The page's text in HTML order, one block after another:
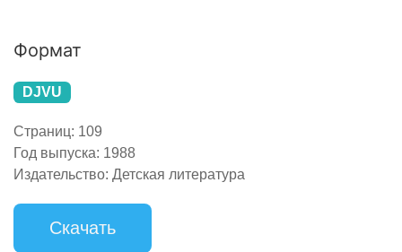
Формат
DJVU
Страниц: 109
Год выпуска: 1988
Издательство: Детская литература
Скачать